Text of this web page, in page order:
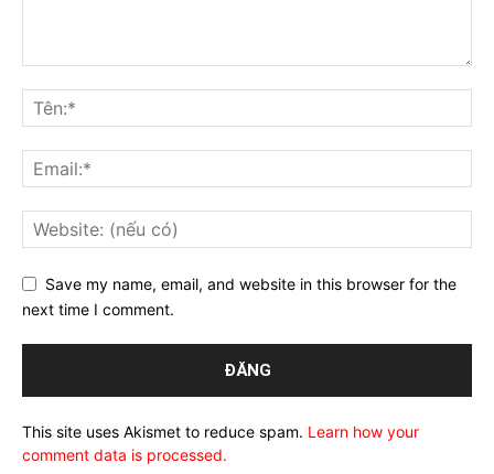
Save my name, email, and website in this browser for the
next time I comment.
This site uses Akismet to reduce spam. Learn how your
comment data is processed.